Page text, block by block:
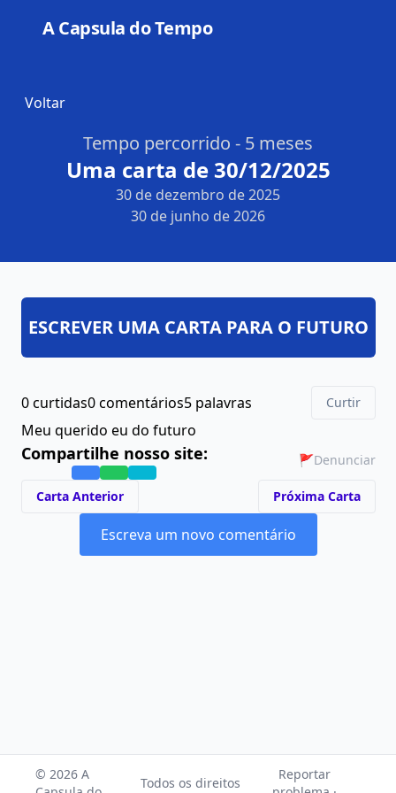
A Capsula do Tempo
Voltar
Tempo percorrido - 5 meses
Uma carta de 30/12/2025
30 de dezembro de 2025
30 de junho de 2026
0 curtidas0 comentários5 palavras Curtir
Meu querido eu do futuro
Compartilhe nosso site: 🚩Denunciar
Carta Anterior Próxima Carta
Escreva um novo comentário
ESCREVER UMA CARTA PARA O FUTURO
© 2026 A
Todos os direitos
Reportar